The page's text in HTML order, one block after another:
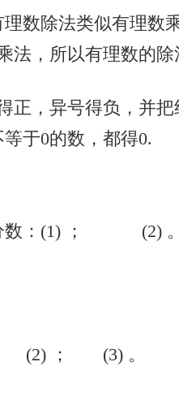
数除法类似有理数
法，所以有理数的
正，异号得负，并
于0的数，都得0.
分数：(1) ； (2)
(2) ； (3) 。